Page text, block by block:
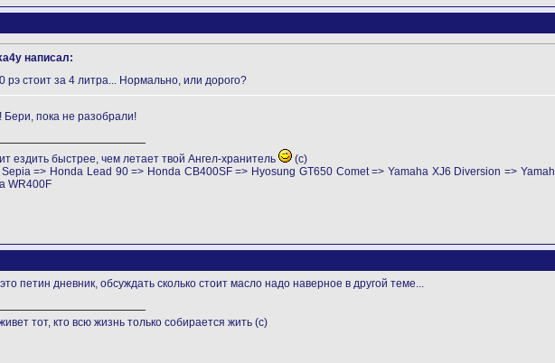
написал:
рэ стоит за 4 литра... Нормально, или дорого?
Бери, пока не разобрали!
ездить быстрее, чем летает твой Ангел-хранитель
(с)
=> Honda Lead 90 => Honda CB400SF => Hyosung GT650 Comet => Yamaha XJ6 Diversion =>
WR400F
петин дневник, обсуждать сколько стоит масло надо наверное в другой теме...
тот, кто всю жизнь только собирается жить (с)